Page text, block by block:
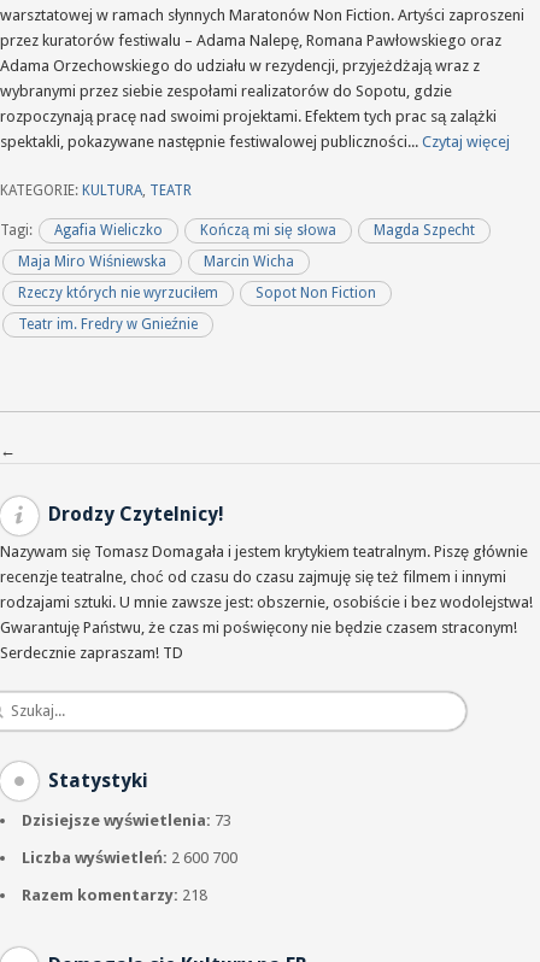
warsztatowej w ramach słynnych Maratonów Non Fiction. Artyści zaproszeni
przez kuratorów festiwalu – Adama Nalepę, Romana Pawłowskiego oraz
Adama Orzechowskiego do udziału w rezydencji, przyjeżdżają wraz z
wybranymi przez siebie zespołami realizatorów do Sopotu, gdzie
rozpoczynają pracę nad swoimi projektami. Efektem tych prac są zalążki
spektakli, pokazywane następnie festiwalowej publiczności... Czytaj więcej
KATEGORIE: KULTURA, TEATR
Tagi: Agafia Wieliczko Kończą mi się słowa
Magda Szpecht
Maja Miro Wiśniewska
Marcin Wicha
Rzeczy których nie wyrzuciłem
Sopot Non Fiction
Teatr im. Fredry w Gnieźnie
Nawigacja po wpisach
←
Drodzy Czytelnicy!
Nazywam się Tomasz Domagała i jestem krytykiem teatralnym. Piszę głównie
recenzje teatralne, choć od czasu do czasu zajmuję się też filmem i innymi
rodzajami sztuki. U mnie zawsze jest: obszernie, osobiście i bez wodolejstwa!
Gwarantuję Państwu, że czas mi poświęcony nie będzie czasem straconym!
Serdecznie zapraszam! TD
Statystyki
Dzisiejsze wyświetlenia: 73
Liczba wyświetleń: 2 600 700
Razem komentarzy: 218